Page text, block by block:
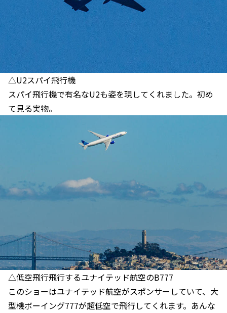
△U2スパイ飛行機
スパイ飛行機で有名なU2も姿を現してくれました。初め
て見る実物。
△低空飛行飛行するユナイテッド航空のB777
このショーはユナイテッド航空がスポンサーしていて、大
型機ボーイング777が超低空で飛行してくれます。あんな